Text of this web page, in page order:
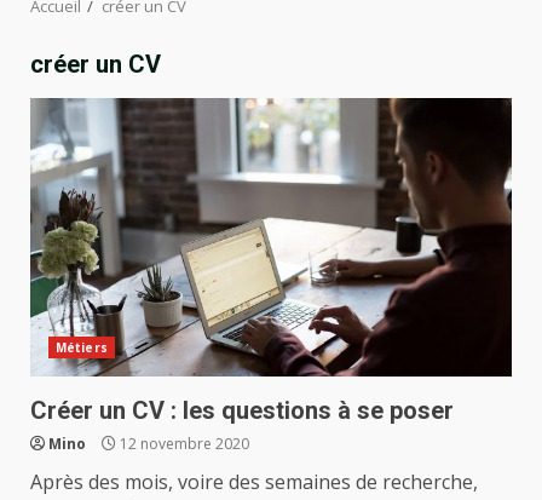
Accueil créer un CV
créer un CV
Métiers
Créer un CV : les questions à se poser
Mino 12 novembre 2020
Après des mois, voire des semaines de recherche,